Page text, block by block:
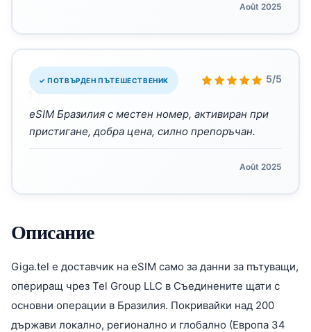
Août 2025
✓ ПОТВЪРДЕН ПЪТЕШЕСТВЕНИК 5/5
„
eSIM Бразилия с местен номер, активиран при
пристигане, добра цена, силно препоръчан.
Août 2025
Описание
Giga.tel е доставчик на eSIM само за данни за пътуващи,
опериращ чрез Tel Group LLC в Съединените щати с
основни операции в Бразилия. Покривайки над 200
държави локално, регионално и глобално (Европа 34